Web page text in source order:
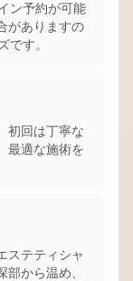
ン予約が可能
がありますの
です。
初回は丁寧な
最適な施術を
ステティシャ
から温め、